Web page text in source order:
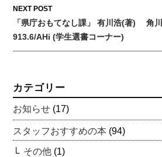
NEXT POST
「県庁おもてなし課」 有川浩(著)
913.6/AHi (学生選書コーナー)
カテゴリー
お知らせ (17)
スタッフおすすめの本 (94)
その他 (1)